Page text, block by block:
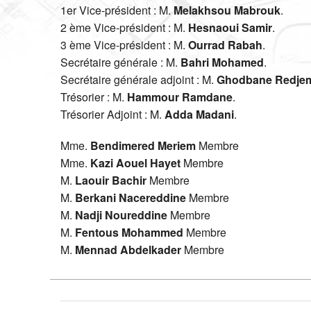
1er Vice-président : M.Melakhsou Mabrouk.
2 ème Vice-président : M. Hesnaoui Samir.
3 ème Vice-président : M. Ourrad Rabah.
Secrétaire générale : M. Bahri Mohamed.
Secrétaire générale adjoint : M. Ghodbane
Trésorier : M. Hammour Ramdane.
Trésorier Adjoint : M. Adda Madani.
Mme. Bendimered Meriem Membre
Mme. Kazi Aouel Hayet Membre
M. Laouir Bachir Membre
M. Berkani Nacereddine Membre
M. Nadji Noureddine Membre
M. Fentous Mohammed Membre
M. Mennad Abdelkader Membre